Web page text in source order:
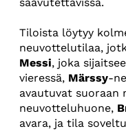
saavutettavissa.
Tiloista löytyy
neuvottelutilaa,
Messi, joka
vieressä, Märssy-
avautuvat suoraan
neuvotteluhuone,
avara, ja tila